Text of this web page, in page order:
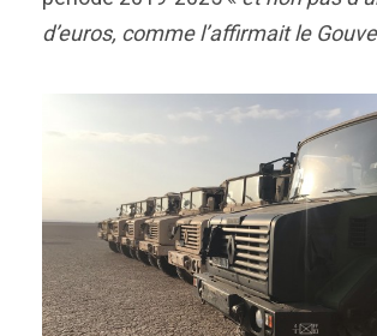
d’euros, comme l’affirmait le